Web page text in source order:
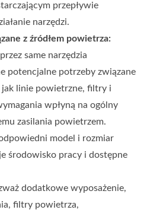
przepływie
narzędzi.
z źródłem powietrza:
same narzędzia
potencjalne potrzeby związane
jak linie powietrzne, filtry i
wpłyną na ogólny
zasilania powietrzem.
model i rozmiar
środowisko pracy i dostępne
dodatkowe wyposażenie,
filtry powietrza,